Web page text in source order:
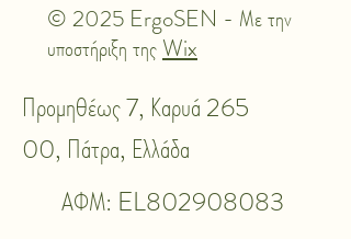
© 2025 ErgoSEN - Με την
υποστήριξη της Wix
Προμηθέως 7, Καρυά 265
00, Πάτρα, Ελλάδα
ΑΦΜ: EL802908083